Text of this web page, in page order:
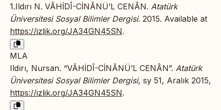
1.Ildırı N. VÂHİDÎ-CİNÂNÜ’L CENÂN. Atatürk
Üniversitesi Sosyal Bilimler Dergisi. 2015. Available at
https://izlik.org/JA34GN45SN.
MLA
Ildırı, Nursan. “VÂHİDÎ-CİNÂNÜ’L CENÂN”. Atatürk
Üniversitesi Sosyal Bilimler Dergisi, sy 51, Aralık 2015,
https://izlik.org/JA34GN45SN.